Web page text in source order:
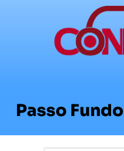
Passo Fundo